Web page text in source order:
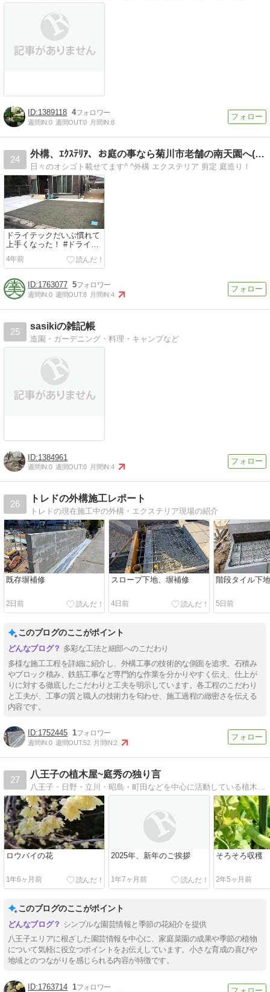
1389118 4
週間IN:0 週間OUT:0 月間IN:8
24
外構、ｴｸｽﾃﾘｱ、お庭の事なら菊川市老舗の南天園へ(^^…
日々のオシゴト載せてます^ ^外構 エクステリア 剪定 庭造り！
ドライテックだいぶ慣れて
上手くなった！ #ドライテ
ック #透水コンクリート #
静岡県...
4年前
1763077 5
週間IN:0 週間OUT:8 月間IN:4
25
sasikiの雑記帳
造園・ガーデニング・料理・キャンプなど
1384961
週間IN:0 週間OUT:0 月間IN:4
26
トレドの外構施工レポート
トレドの現在施工中の外構・エクステリア現場の紹介
既存塀補修
2日前
スロープ下地、塀補修
4日前
階段タイル下地
5日前
このブログのここがポイント
多彩な工法と細部へのこだわり
多様な施工工程を詳細に紹介し、外構工事の技術的な側面を追求。石積み
やブロック積み、鉄筋工事など専門的な作業を分かりやすく伝え、仕上が
りに対する徹底したこだわりと工夫を明示しています。各工程のこだわり
と工夫が、工事の質と職人の技術力を匂わせ、施工過程の緻密さを伝える
内容です。
1752445 1
週間IN:0 週間OUT:52 月間IN:2
27
八王子の植木屋~庭秀の独り言
八王子・日野・立川・昭島・町田などを中心に活動している植木屋、庭秀のブログです。日々の業務や日常の出来事などを綴っています。
ロウバイの花
1年6ヶ月前
2025年、新年のご挨拶
1年7ヶ月前
そろそろ収穫
2年5ヶ月前
このブログのここがポイント
シンプルな園芸情報と季節の花紹介を提供
八王子エリアに根ざした園芸情報を中心に、家庭菜園の成果や季節の植物
について気軽に役立つポイントをお伝えしています。小さな育成の喜びや
地域とのつながりを感じられる内容が特徴です。
1763714 1